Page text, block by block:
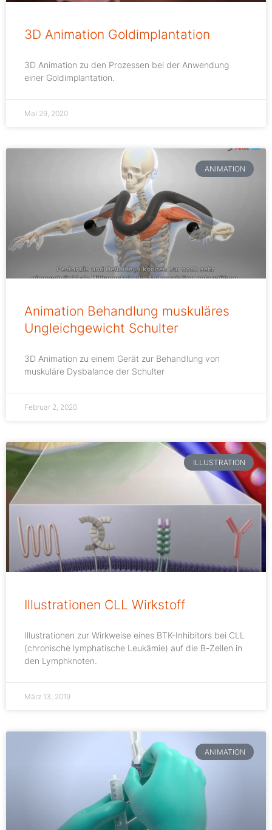
3D Animation Goldimplantation
3D Animation zu den Prozessen bei der Anwendung
einer Goldimplantation.
Mai 29, 2020
ANIMATION
Animation Behandlung muskuläres
Ungleichgewicht Schulter
3D Animation zu einem Gerät zur Behandlung von
muskuläre Dysbalance der Schulter
Februar 2, 2020
ILLUSTRATION
Illustrationen CLL Wirkstoff
Illustrationen zur Wirkweise eines BTK-Inhibitors bei CLL
(chronische lymphatische Leukämie) auf die B-Zellen in
den Lymphknoten.
März 13, 2019
ANIMATION